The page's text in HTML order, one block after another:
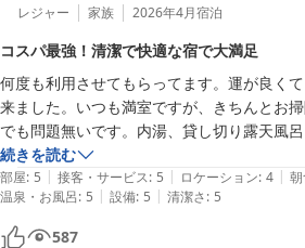
レジャー 家族 2026年4月宿泊
コスパ最強！清潔で快適な宿で大満足
何度も利用させてもらってます。運が良く
来ました。いつも満室ですが、きちんとお
でも問題無いです。内湯、貸し切り露天風
れています。シャンプー、ボディソープ、洗
も、朝、夕共に量も満足です。食事の時アル
すが、持ち込み〇なのでいつも持ち込ませて
コードお茶セット、冷蔵庫、冷暖房揃って
続きを読む
部屋: 5 | 接客・サービス: 5 | ロケーション: 4 |
温泉・お風呂: 5 | 設備: 5 | 清潔さ: 5
587